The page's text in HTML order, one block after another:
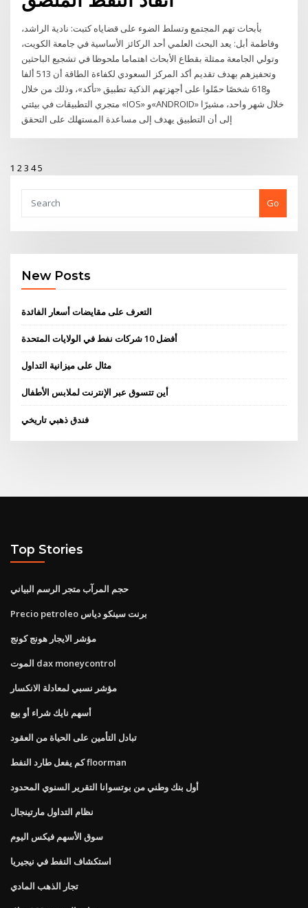
بأبحاث تهم المجتمع وتسلط الضوء على قضاياه كتبت: نادية الراشد،
وفاطمة أبل: يعد البحث العلمي أحد الركائز الأساسية في جامعة الكويت،
وتولي الجامعة ممثلة بقطاع الأبحاث اهتماما ملحوظا في تشجيع الباحثين
وتحفيزهم بهدف تقديم أكد المركز السعودي لكفاءة الطاقة أن 513 ألفا
و618 شخصًا حمّلوا على أجهزتهم الذكية تطبيق «تأكد»، وذلك من خلال
متجري التطبيقات في بيئتي «IOS» و«ANDROID» خلال شهر واحد، مشيرًا
إلى أن التطبيق يهدف إلى مساعدة المستهلك على التحقق
1 23 45
Go
New Posts
التعرف على مقايضات أسعار الفائدة
أفضل 10 شركات نفط في الولايات المتحدة
مثال على ميزانية التداول
أين تتسوق عبر الإنترنت لملابس الأطفال
فندق ذهبي تاريخي
Top Stories
حجم المرآب متجر الرسم البياني
Precio petroleo برنت سينكو دياس
مؤشر الايجار هونج كونج
الموت dax moneycontrol
مؤشر نسبي لمعادلة الانكسار
أسهم نايك شراء أو بيع
تبادل التأمين على الحياة من العقود
كم يفعل طارد النفط floorman
أول بنك وطني من بوتسوانا التقرير السنوي المحدود
نظام التداول مارتينجال
سوق الأسهم فيكس اليوم
استكشاف النفط في نيجيريا
تجار الذهب المادي